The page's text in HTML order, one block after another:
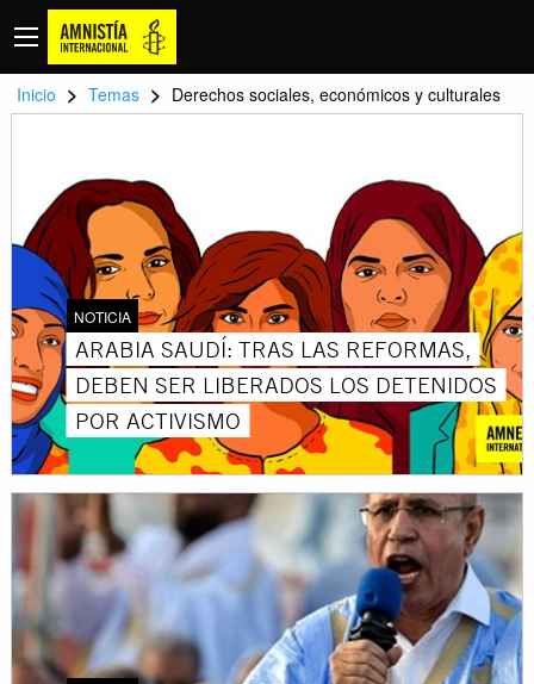
Inicio > Temas > Derechos sociales, económicos y culturales
NOTICIA
ARABIA SAUDÍ: TRAS LAS REFORMAS,
DEBEN SER LIBERADOS LOS DETENIDOS
POR ACTIVISMO